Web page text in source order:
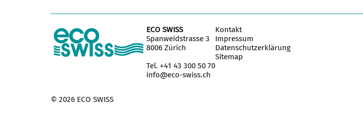
ECO SWISS
Spanweidstrasse 3
8006 Zürich
Tel. +41 43 300 50 70
info@eco-swiss.ch
Kontakt
Impressum
Datenschutzerklärung
Sitemap
© 2026 ECO SWISS